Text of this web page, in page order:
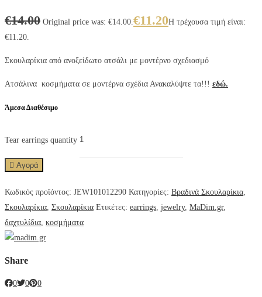
€14.00 Original price was: €14.00. €11.20Η τρέχουσα τιμή είναι:
€11.20.
Σκουλαρίκια από ανοξείδωτο ατσάλι με μοντέρνο σχεδιασμό
Ατσάλινα κοσμήματα σε μοντέρνα σχέδια Ανακαλύψτε τα!!! εδώ.
Άμεσα Διαθέσιμο
Tear earrings quantity
Αγορά
Κωδικός προϊόντος: JEW101012290 Κατηγορίες: Βραδινά Σκουλαρίκια
Σκουλαρίκια Σκουλαρίκια Ετικέτες: earrings jewelry, MaDim.gr,
δαχτυλίδια κοσμήματα
Share
0 0 0